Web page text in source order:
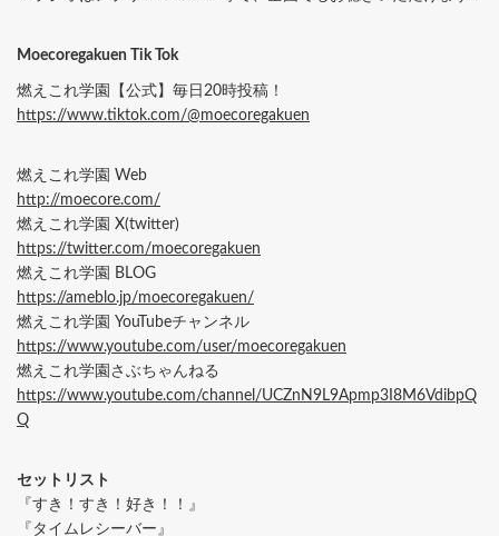
Moecoregakuen Tik Tok
燃えこれ学園【公式】毎日20時投稿！
https://www.tiktok.com/@moecoregakuen
燃えこれ学園 Web
http://moecore.com/
燃えこれ学園 X(twitter)
https://twitter.com/moecoregakuen
燃えこれ学園 BLOG
https://ameblo.jp/moecoregakuen/
燃えこれ学園 YouTubeチャンネル
https://www.youtube.com/user/moecoregakuen
燃えこれ学園さぶちゃんねる
https://www.youtube.com/channel/UCZnN9L9Apmp3I8M6VdibpQ
Q
セットリスト
『すき！すき！好き！！』
『タイムレシーバー』